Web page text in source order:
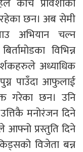
छन। अब सेमी
अभियान चल्न
विभिन्न
अध्याधिक
पाउँदा आफुलाई
गरेका छन। उनि
मनोरंजन दिने
प्रस्तुति दिने
विजेता बन्न